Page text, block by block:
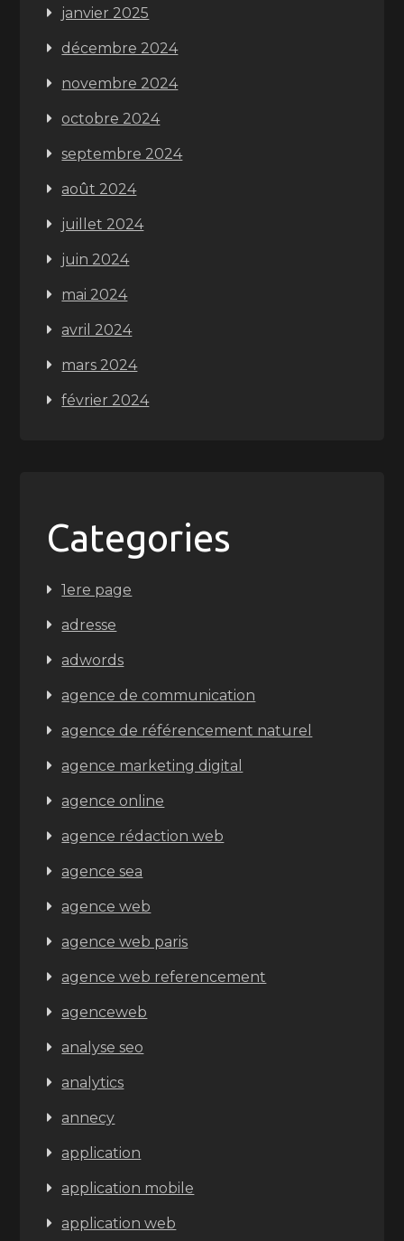
janvier 2025
décembre 2024
novembre 2024
octobre 2024
septembre 2024
août 2024
juillet 2024
juin 2024
mai 2024
avril 2024
mars 2024
février 2024
Categories
1ere page
adresse
adwords
agence de communication
agence de référencement naturel
agence marketing digital
agence online
agence rédaction web
agence sea
agence web
agence web paris
agence web referencement
agenceweb
analyse seo
analytics
annecy
application
application mobile
application web